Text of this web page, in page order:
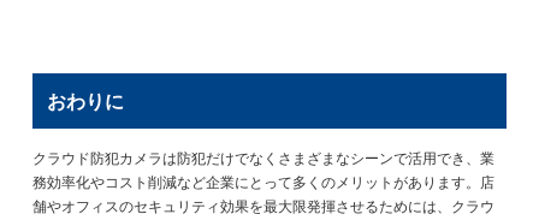
おわりに
クラウド防犯カメラは防犯だけでなくさまざまなシーンで活用でき、業
務効率化やコスト削減など企業にとって多くのメリットがあります。店
舗やオフィスのセキュリティ効果を最大限発揮させるためには、クラウ